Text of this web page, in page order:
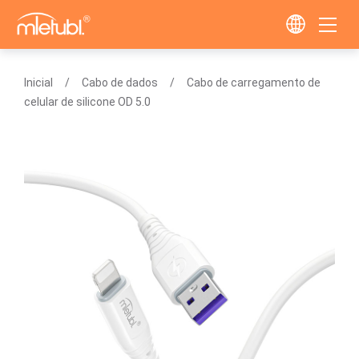
Inicial Cabo de dados
Cabo de carregamento de
celular de silicone OD 5.0